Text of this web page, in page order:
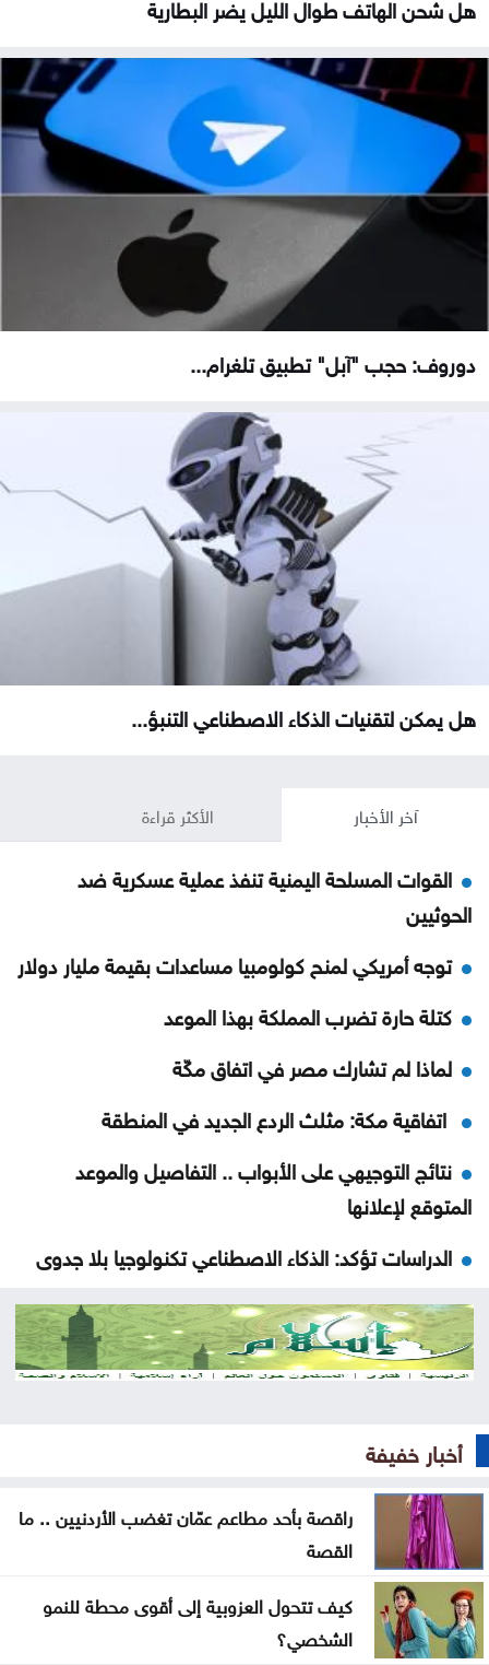
هل شحن الهاتف طوال الليل يضر البطارية
دوروف: حجب "آبل" تطبيق تلغرام...
هل يمكن لتقنيات الذكاء الاصطناعي التنبؤ...
آخر الأخبار الأكثر قراءة
القوات المسلحة اليمنية تنفذ عملية عسكرية ضد
الحوثيين
توجه أمريكي لمنح كولومبيا مساعدات بقيمة مليار دولار
كتلة حارة تضرب المملكة بهذا الموعد
لماذا لم تشارك مصر في اتفاق مكّة
اتفاقية مكة: مثلث الردع الجديد في المنطقة
نتائج التوجيهي على الأبواب .. التفاصيل والموعد
المتوقع لإعلانها
الدراسات تؤكد: الذكاء الاصطناعي تكنولوجيا بلا جدوى
تشابُك القيامة والنهوض في فلسطين وإسرائيل
هزيمة ترامب في مفاوضات إيران
هل سيعيش أبناؤنا حياة أسوأ منا
مات قبل تخرجه بشهر .. فيديو مؤثر لأم تتسلم شهادة
ابنها الراحل
موجة حر قوية تضرب المنطقة بحرارة تلامس 50 مئوية
.. ماذا عن الأردن؟
أخبار خفيفة
راقصة بأحد مطاعم عمّان تغضب الأردنيين .. ما
القصة
كيف تتحول العزوبية إلى أقوى محطة للنمو
الشخصي؟